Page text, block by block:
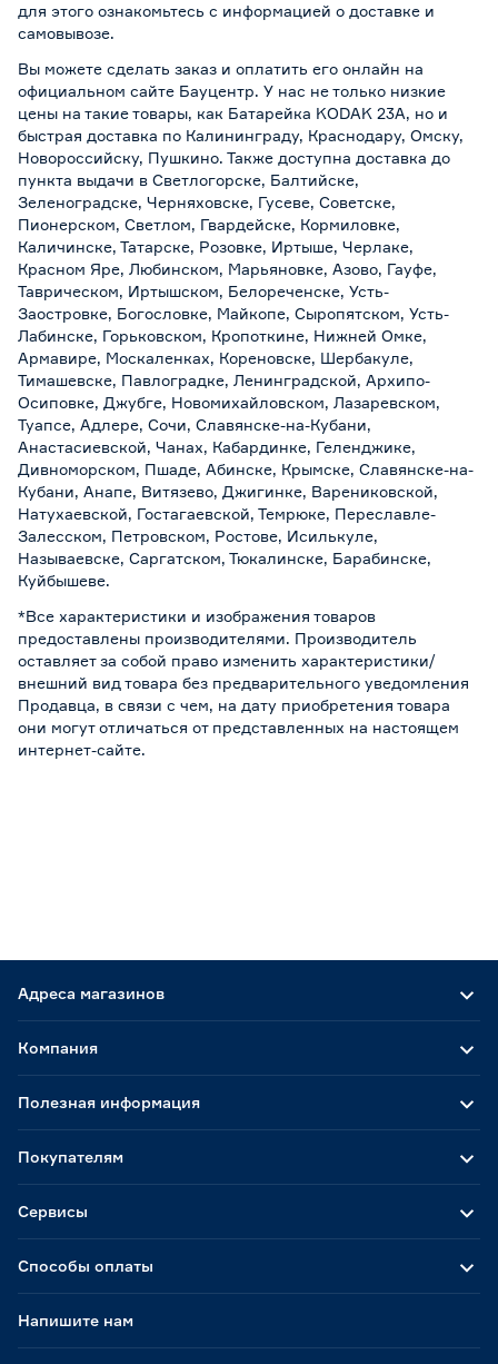
для этого ознакомьтесь с информацией о доставке и
самовывозе.
Вы можете сделать заказ и оплатить его онлайн на
официальном сайте Бауцентр. У нас не только низкие
цены на такие товары, как Батарейка KODAK 23A, но и
быстрая доставка по Калининграду, Краснодару, Омску,
Новороссийску, Пушкино. Также доступна доставка до
пункта выдачи в Светлогорске, Балтийске,
Зеленоградске, Черняховске, Гусеве, Советске,
Пионерском, Светлом, Гвардейске, Кормиловке,
Каличинске, Татарске, Розовке, Иртыше, Черлаке,
Красном Яре, Любинском, Марьяновке, Азово, Гауфе,
Таврическом, Иртышском, Белореченске, Усть-
Заостровке, Богословке, Майкопе, Сыропятском, Усть-
Лабинске, Горьковском, Кропоткине, Нижней Омке,
Армавире, Москаленках, Кореновске, Шербакуле,
Тимашевске, Павлоградке, Ленинградской, Архипо-
Осиповке, Джубге, Новомихайловском, Лазаревском,
Туапсе, Адлере, Сочи, Славянске-на-Кубани,
Анастасиевской, Чанах, Кабардинке, Геленджике,
Дивноморском, Пшаде, Абинске, Крымске, Славянске-на-
Кубани, Анапе, Витязево, Джигинке, Варениковской,
Натухаевской, Гостагаевской, Темрюке, Переславле-
Залесском, Петровском, Ростове, Исилькуле,
Называевске, Саргатском, Тюкалинске, Барабинске,
Куйбышеве.
*Все характеристики и изображения товаров
предоставлены производителями. Производитель
оставляет за собой право изменить характеристики/
внешний вид товара без предварительного уведомления
Продавца, в связи с чем, на дату приобретения товара
они могут отличаться от представленных на настоящем
интернет-сайте.
Адреса магазинов
Способы оплаты
Компания
Полезная информация
Покупателям
Сервисы
Напишите нам